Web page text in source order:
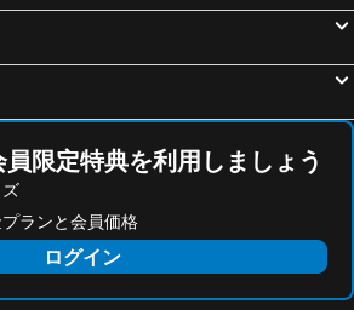
-
横浜, 関東地方 宿泊施設 -
限定特典を利用しましょう
ランと会員価格
ログイン